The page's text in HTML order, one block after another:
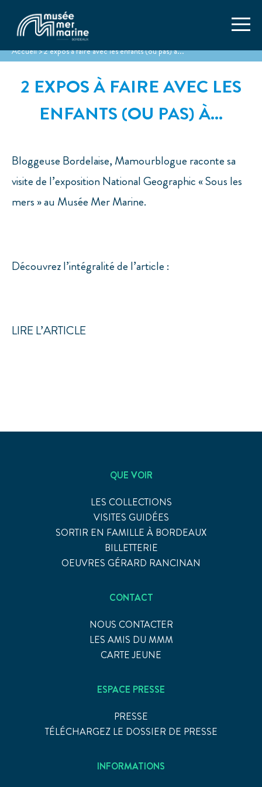
Accueil>2 expos à faire avec les enfants (ou pas) à...
2 EXPOS À FAIRE AVEC LES
ENFANTS (OU PAS) À...
Bloggeuse Bordelaise, Mamourblogue raconte sa
visite de l’exposition National Geographic « Sous les
mers » au Musée Mer Marine.
Découvrez l’intégralité de l’article :
LIRE L’ARTICLE
QUE VOIR
LES COLLECTIONS
VISITES GUIDÉES
SORTIR EN FAMILLE À BORDEAUX
BILLETTERIE
OEUVRES GÉRARD RANCINAN
CONTACT
NOUS CONTACTER
LES AMIS DU MMM
CARTE JEUNE
ESPACE PRESSE
PRESSE
TÉLÉCHARGEZ LE DOSSIER DE PRESSE
INFORMATIONS